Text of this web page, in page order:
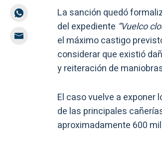
La sanción quedó
del expediente “Vuelco
el máximo castigo
considerar que existió
y reiteración de
El caso vuelve a
de las principales
aproximadamente 600